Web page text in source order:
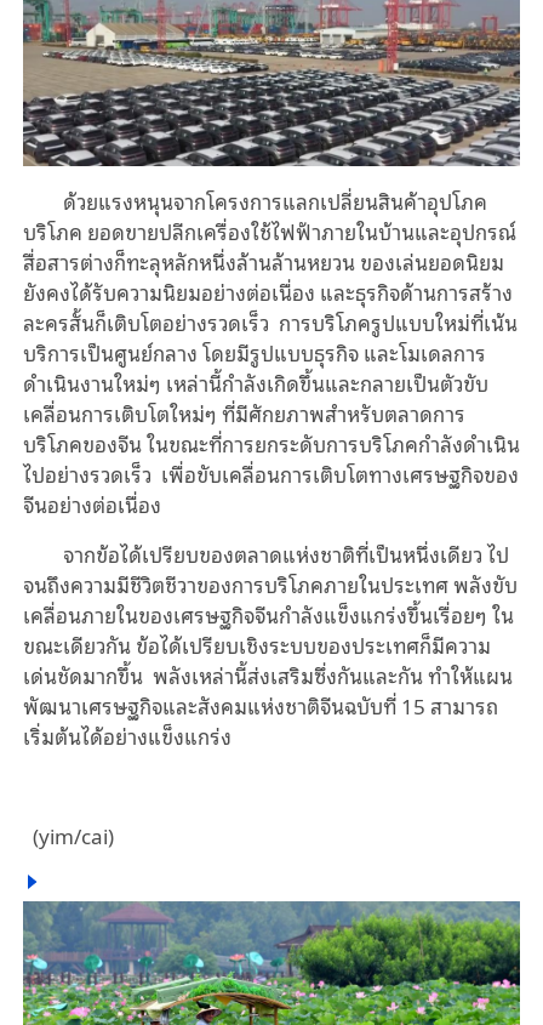
ด้วยแรงหนุนจากโครงการแลกเปลี่ยนสินค้าอุปโภค
บริโภค ยอดขายปลีกเครื่องใช้ไฟฟ้าภายในบ้านและอุปกรณ์
สื่อสารต่างก็ทะลุหลักหนึ่งล้านล้านหยวน ของเล่นยอดนิยม
ยังคงได้รับความนิยมอย่างต่อเนื่อง และธุรกิจด้านการสร้าง
ละครสั้นก็เติบโตอย่างรวดเร็ว การบริโภครูปแบบใหม่ที่เน้น
บริการเป็นศูนย์กลาง โดยมีรูปแบบธุรกิจ และโมเดลการ
ดำเนินงานใหม่ๆ เหล่านี้กำลังเกิดขึ้นและกลายเป็นตัวขับ
เคลื่อนการเติบโตใหม่ๆ ที่มีศักยภาพสำหรับตลาดการ
บริโภคของจีน ในขณะที่การยกระดับการบริโภคกำลังดำเนิน
ไปอย่างรวดเร็ว เพื่อขับเคลื่อนการเติบโตทางเศรษฐกิจของ
จีนอย่างต่อเนื่อง
จากข้อได้เปรียบของตลาดแห่งชาติที่เป็นหนึ่งเดียว ไป
จนถึงความมีชีวิตชีวาของการบริโภคภายในประเทศ พลังขับ
เคลื่อนภายในของเศรษฐกิจจีนกำลังแข็งแกร่งขึ้นเรื่อยๆ ใน
ขณะเดียวกัน ข้อได้เปรียบเชิงระบบของประเทศก็มีความ
เด่นชัดมากขึ้น พลังเหล่านี้ส่งเสริมซึ่งกันและกัน ทำให้แผน
พัฒนาเศรษฐกิจและสังคมแห่งชาติจีนฉบับที่ 15 สามารถ
เริ่มต้นได้อย่างแข็งแกร่ง
(yim/cai)